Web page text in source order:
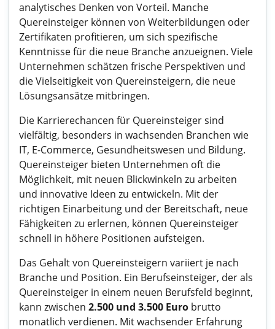
analytisches Denken von Vorteil. Manche
Quereinsteiger können von Weiterbildungen oder
Zertifikaten profitieren, um sich spezifische
Kenntnisse für die neue Branche anzueignen. Viele
Unternehmen schätzen frische Perspektiven und
die Vielseitigkeit von Quereinsteigern, die neue
Lösungsansätze mitbringen.
Die Karrierechancen für Quereinsteiger sind
vielfältig, besonders in wachsenden Branchen wie
IT, E-Commerce, Gesundheitswesen und Bildung.
Quereinsteiger bieten Unternehmen oft die
Möglichkeit, mit neuen Blickwinkeln zu arbeiten
und innovative Ideen zu entwickeln. Mit der
richtigen Einarbeitung und der Bereitschaft, neue
Fähigkeiten zu erlernen, können Quereinsteiger
schnell in höhere Positionen aufsteigen.
Das Gehalt von Quereinsteigern variiert je nach
Branche und Position. Ein Berufseinsteiger, der als
Quereinsteiger in einem neuen Berufsfeld beginnt,
kann zwischen 2.500 und 3.500 Euro brutto
monatlich verdienen. Mit wachsender Erfahrung